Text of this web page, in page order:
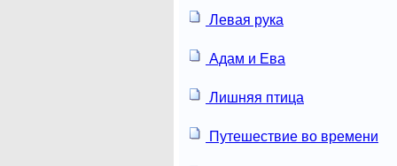
Левая рука
Адам и Ева
Лишняя птица
Путешествие во времени